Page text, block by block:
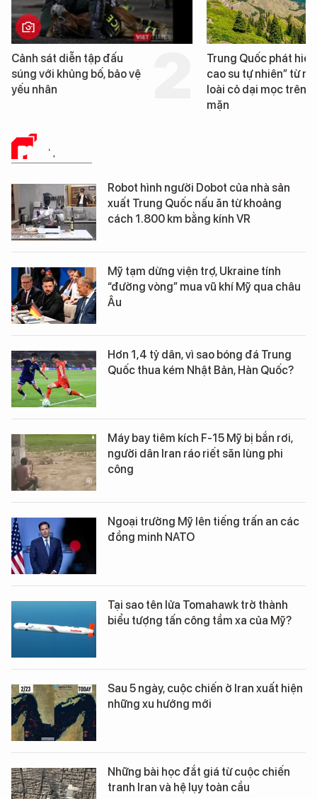
Trung Quốc phát hiện “mỏ
cao su tự nhiên” từ một
loài cỏ dại mọc trên đất
Loạt dự án bất động
Đà Nẵng sắp bị kiểm
PHÂN TÍCH
Robot hình người Dobot của nhà sản
xuất Trung Quốc nấu ăn từ khoảng
cách 1.800 km bằng kính VR
Mỹ tạm dừng viện trợ, Ukraine tính
“đường vòng” mua vũ khí Mỹ qua châu
Âu
Hơn 1,4 tỷ dân, vì sao bóng đá Trung
Quốc thua kém Nhật Bản, Hàn Quốc?
Máy bay tiêm kích F-15 Mỹ bị bắn rơi,
người dân Iran ráo riết săn lùng phi
công
Ngoại trưởng Mỹ lên tiếng trấn an các
đồng minh NATO
Tại sao tên lửa Tomahawk trở thành
biểu tượng tấn công tầm xa của Mỹ?
Sau 5 ngày, cuộc chiến ở Iran xuất hiện
những xu hướng mới
Những bài học đắt giá từ cuộc chiến
tranh Iran và hệ lụy toàn cầu